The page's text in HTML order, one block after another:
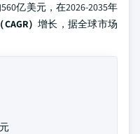
亿美元，在2026-2035年
）增长，据全球市场